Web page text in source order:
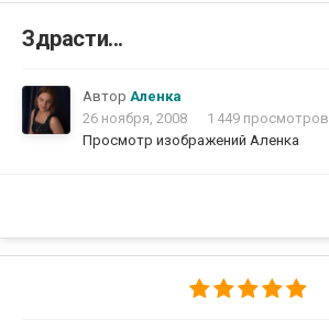
Здрасти...
Автор Аленка
26 ноября, 2008
1 449 просмотров
Просмотр изображений Аленка